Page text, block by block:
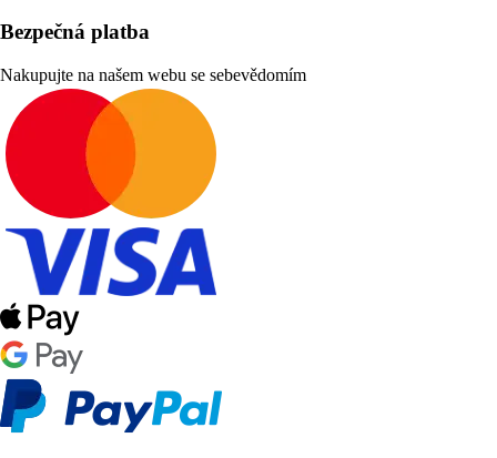
Bezpečná platba
Nakupujte na našem webu se sebevědomím